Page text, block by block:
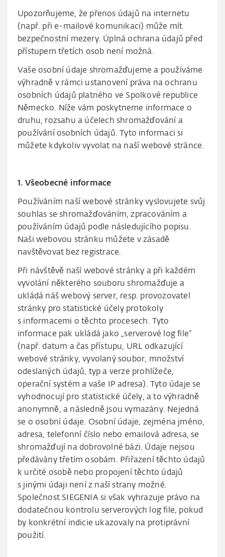
Upozorňujeme, že přenos údajů na internetu
(např. při e-mailové komunikaci) může mít
bezpečnostní mezery. Úplná ochrana údajů před
přístupem třetích osob není možná.
Vaše osobní údaje shromažďujeme a používáme
výhradně v rámci ustanovení práva na ochranu
osobních údajů platného ve Spolkové republice
Německo. Níže vám poskytneme informace o
druhu, rozsahu a účelech shromažďování a
používání osobních údajů. Tyto informaci si
můžete kdykoliv vyvolat na naší webové stránce.
1. Všeobecné informace
Používáním naší webové stránky vyslovujete svůj
souhlas se shromažďováním, zpracováním a
používáním údajů podle následujícího popisu.
Naši webovou stránku můžete v zásadě
navštěvovat bez registrace.
Při návštěvě naší webové stránky a při každém
vyvolání některého souboru shromažďuje a
ukládá náš webový server, resp. provozovatel
stránky pro statistické účely protokoly
s informacemi o těchto procesech. Tyto
informace pak ukládá jako „serverové log file“
(např. datum a čas přístupu, URL odkazující
webové stránky, vyvolaný soubor, množství
odeslaných údajů, typ a verze prohlížeče,
operační systém a vaše IP adresa). Tyto údaje se
vyhodnocují pro statistické účely, a to výhradně
anonymně, a následně jsou vymazány. Nejedná
se o osobní údaje. Osobní údaje, zejména jméno,
adresa, telefonní číslo nebo emailová adresa, se
shromažďují na dobrovolné bázi. Údaje nejsou
předávány třetím osobám. Přiřazení těchto údajů
k určité osobě nebo propojení těchto údajů
s jinými údaji není z naší strany možné.
Společnost SIEGENIA si však vyhrazuje právo na
dodatečnou kontrolu serverových log file, pokud
by konkrétní indicie ukazovaly na protiprávní
použití.